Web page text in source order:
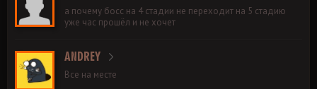
а почему босс на 4 стадии не переходит на 5 стадию
уже час прошёл и не хочет
ANDREY
Все на месте